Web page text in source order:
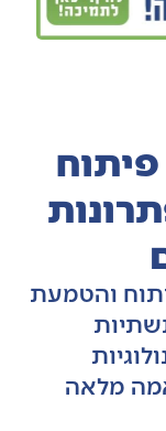
פיתוח
והטמעת
מלאה